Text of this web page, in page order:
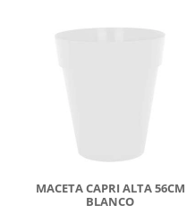
MACETA CAPRI ALTA 56CM
BLANCO